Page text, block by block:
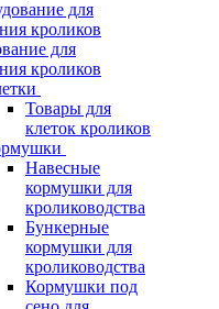
для
кроликов
Товары для
клеток кроликов
Навесные
кормушки для
кролиководства
Бункерные
кормушки для
кролиководства
Кормушки под